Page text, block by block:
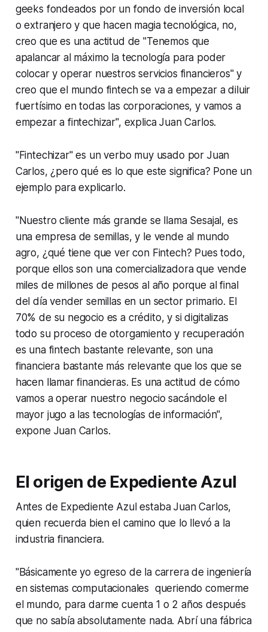
geeks fondeados por un fondo de inversión local
o extranjero y que hacen magia tecnológica, no,
creo que es una actitud de "Tenemos que
apalancar al máximo la tecnología para poder
colocar y operar nuestros servicios financieros" y
creo que el mundo fintech se va a empezar a diluir
fuertísimo en todas las corporaciones, y vamos a
empezar a fintechizar", explica Juan Carlos.
"Fintechizar" es un verbo muy usado por Juan
Carlos, ¿pero qué es lo que este significa? Pone un
ejemplo para explicarlo.
"Nuestro cliente más grande se llama Sesajal, es
una empresa de semillas, y le vende al mundo
agro, ¿qué tiene que ver con Fintech? Pues todo,
porque ellos son una comercializadora que vende
miles de millones de pesos al año porque al final
del día vender semillas en un sector primario. El
70% de su negocio es a crédito, y si digitalizas
todo su proceso de otorgamiento y recuperación
es una fintech bastante relevante, son una
financiera bastante más relevante que los que se
hacen llamar financieras. Es una actitud de cómo
vamos a operar nuestro negocio sacándole el
mayor jugo a las tecnologías de información",
expone Juan Carlos.
El origen de Expediente Azul
Antes de Expediente Azul estaba Juan Carlos,
quien recuerda bien el camino que lo llevó a la
industria financiera.
"Básicamente yo egreso de la carrera de ingeniería
en sistemas computacionales queriendo comerme
el mundo, para darme cuenta 1 o 2 años después
que no sabía absolutamente nada. Abrí una fábrica